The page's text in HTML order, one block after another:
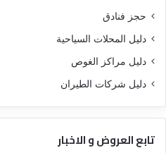
حجز فنادق
دليل المحلات السياحية
دليل مراكز الغوص
دليل شركات الطيران
تابع العروض و الاخبار